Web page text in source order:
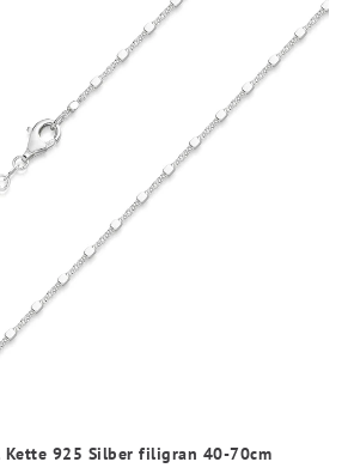
Kette 925 Silber filigran 40-70cm